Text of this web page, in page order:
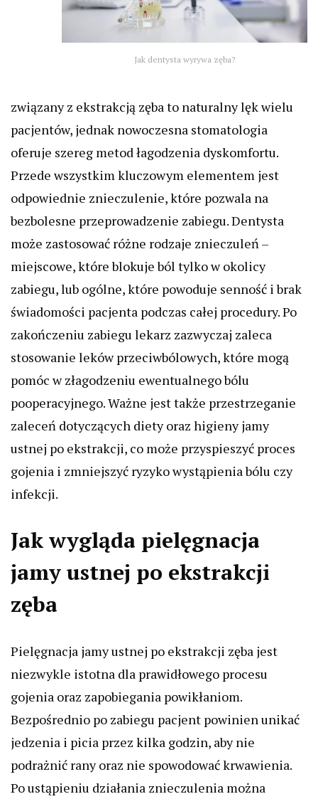
Jak dentysta wyrywa zęba?
związany z ekstrakcją zęba to naturalny lęk wielu
pacjentów, jednak nowoczesna stomatologia
oferuje szereg metod łagodzenia dyskomfortu.
Przede wszystkim kluczowym elementem jest
odpowiednie znieczulenie, które pozwala na
bezbolesne przeprowadzenie zabiegu. Dentysta
może zastosować różne rodzaje znieczuleń –
miejscowe, które blokuje ból tylko w okolicy
zabiegu, lub ogólne, które powoduje senność i brak
świadomości pacjenta podczas całej procedury. Po
zakończeniu zabiegu lekarz zazwyczaj zaleca
stosowanie leków przeciwbólowych, które mogą
pomóc w złagodzeniu ewentualnego bólu
pooperacyjnego. Ważne jest także przestrzeganie
zaleceń dotyczących diety oraz higieny jamy
ustnej po ekstrakcji, co może przyspieszyć proces
gojenia i zmniejszyć ryzyko wystąpienia bólu czy
infekcji.
Jak wygląda pielęgnacja
jamy ustnej po ekstrakcji
zęba
Pielęgnacja jamy ustnej po ekstrakcji zęba jest
niezwykle istotna dla prawidłowego procesu
gojenia oraz zapobiegania powikłaniom.
Bezpośrednio po zabiegu pacjent powinien unikać
jedzenia i picia przez kilka godzin, aby nie
podrażnić rany oraz nie spowodować krwawienia.
Po ustąpieniu działania znieczulenia można